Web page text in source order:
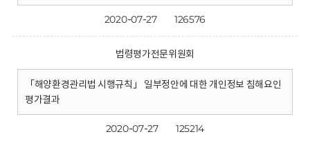
2020-07-27 126576
법령평가전문위원회
「해양환경관리법 시행규칙」 일부정안에 대한 개인정보 침해요인
평가결과
2020-07-27 125214